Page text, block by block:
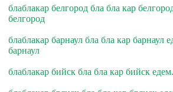
блаблакар белгород бла бла кар
белгород
блаблакар барнаул бла бла кар барнаул
барнаул
блаблакар бийск бла бла кар бийск